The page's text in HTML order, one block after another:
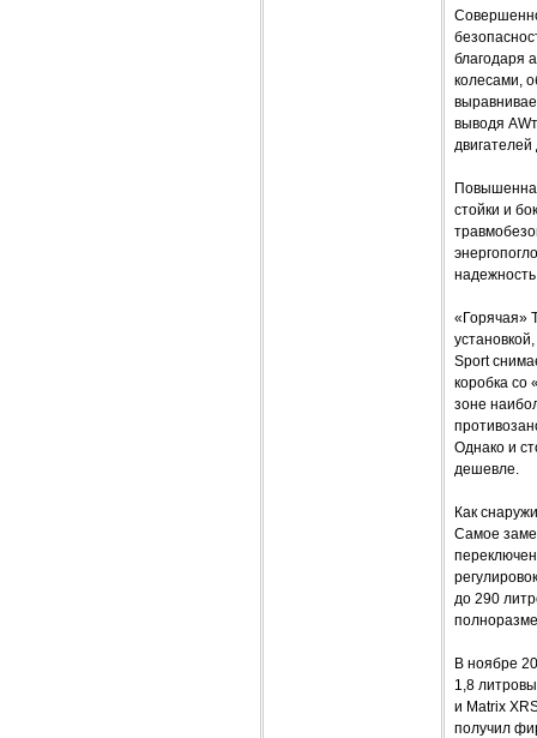
благодаря
колесами,
выводя
стойки и
«Горячая»
Sport
коробка со
зоне
Однако и
дешевле.
Как
Самое
до 290
В ноябре
1,8
и Matrix
получил